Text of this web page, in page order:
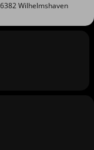
Wilhelmshaven